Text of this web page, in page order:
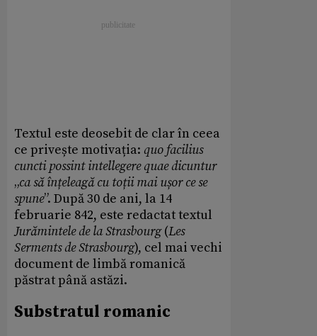
Textul este deosebit de clar în ceea
ce privește motivația: quo facilius
cuncti possint intellegere quae dicuntur
„ca să înțeleagă cu toții mai ușor ce se
spune”. După 30 de ani, la 14
februarie 842, este redactat textul
Jurămintele de la Strasbourg(Les
Serments de Strasbourg), cel mai vechi
document de limbă romanică
păstrat până astăzi.
Substratul romanic